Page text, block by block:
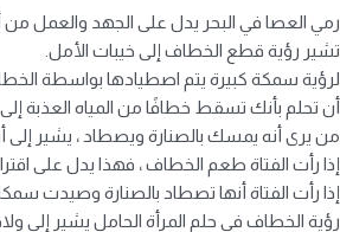
رمي العصا في البحر يدل على الجهد والعمل من
تشير رؤية قطع الخطاف إلى خيبات الأمل.
لرؤية سمكة كبيرة يتم اصطيادها بواسطة
أن تحلم بأنك تسقط خطافًا من المياه العذبة إلى
من يرى أنه يمسك بالصنارة ويصطاد ، يشير
إذا رأت الفتاة طعم الخطاف ، فهذا يدل على
إذا رأت الفتاة أنها تصطاد بالصنارة وصيدت
رؤية الخطاف في حلم المرأة الحامل يشير إلى